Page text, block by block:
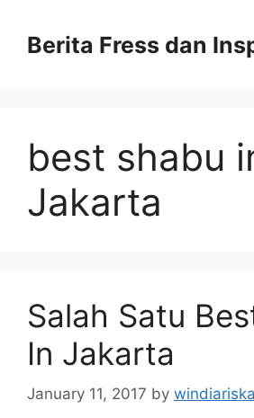
contentBerita Fress dan
best shabu
Jakarta
Salah Satu
In Jakarta
January 11, 2017 by windiariska